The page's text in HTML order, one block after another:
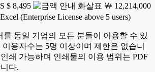
$ 8,495
￦ 12,214,000
(Enterprise License above 5 users)
를 동일 기업의 모든 분들이 이용할 수 있
용자수는 5명 이상이며 제한은 없습니
인쇄 가능하며 인쇄물의 이용 범위는 PDF
다.